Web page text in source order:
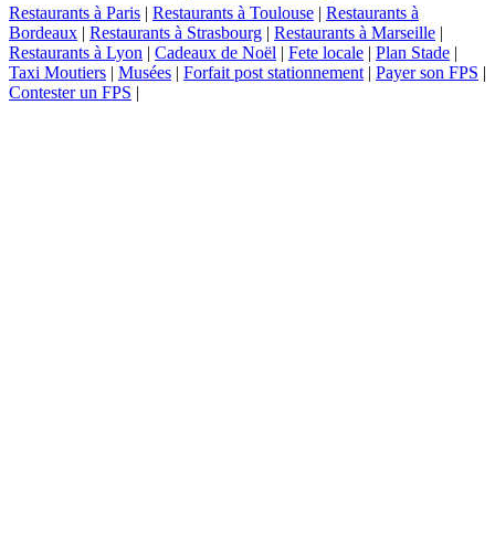
Restaurants à Paris | Restaurants à Toulouse | Restaurants à
Bordeaux | Restaurants à Strasbourg | Restaurants à Marseille |
Restaurants à Lyon | Cadeaux de Noël | Fete locale | Plan Stade |
Taxi Moutiers | Musées | Forfait post stationnement | Payer son FPS |
Contester un FPS |